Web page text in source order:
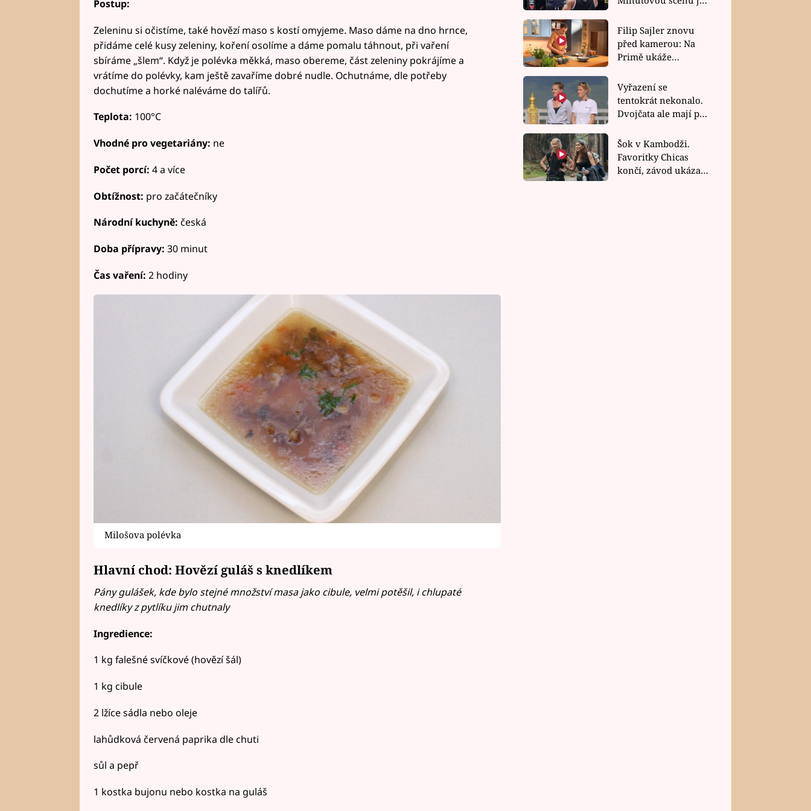
Postup:
Zeleninu si očistíme, také hovězí maso s kostí omyjeme. Maso dáme na dno hrnce,
přidáme celé kusy zeleniny, koření osolíme a dáme pomalu táhnout, při vaření
sbíráme „šlem“. Když je polévka měkká, maso obereme, část zeleniny pokrájíme a
vrátíme do polévky, kam ještě zavaříme dobré nudle. Ochutnáme, dle potřeby
dochutíme a horké naléváme do talířů.
Teplota: 100°C
Vhodné pro vegetariány: ne
Počet porcí: 4 a více
Obtížnost: pro začátečníky
Národní kuchyně: česká
Doba přípravy: 30 minut
Čas vaření: 2 hodiny
Milošova polévka
Hlavní chod: Hovězí guláš s knedlíkem
Pány gulášek, kde bylo stejné množství masa jako cibule, velmi potěšil, i chlupaté
knedlíky z pytlíku jim chutnaly
Ingredience:
1 kg falešné svíčkové (hovězí šál)
1 kg cibule
2 lžíce sádla nebo oleje
lahůdková červená paprika dle chuti
sůl a pepř
1 kostka bujonu nebo kostka na guláš
Filip Sajler znovu
před kamerou: Na
Primě ukáže
rychlé recepty
Vyřazení se
tentokrát nekonalo.
Dvojčata ale mají po
závodu nůž na krku
Šok v Kambodži.
Favoritky Chicas
končí, závod ukázal